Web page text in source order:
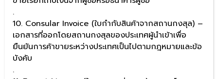
.
10. Consular Invoice (ใบกำกับสินค้าจากสถานกงสุล) –
เอกสารที่ออกโดยสถานกงสุลของประเทศผู้นำเข้าเพื่อ
ยืนยันการค้าขายระหว่างประเทศเป็นไปตามกฎหมายและข้อ
บังคับ
.